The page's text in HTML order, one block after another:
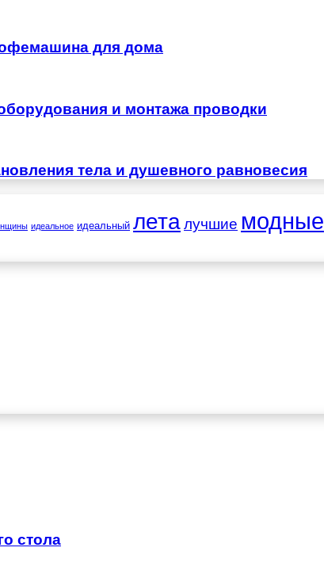
для дома
и монтажа проводки
тела и душевного равновесия
идеальное идеальный леталучшие модные
стола